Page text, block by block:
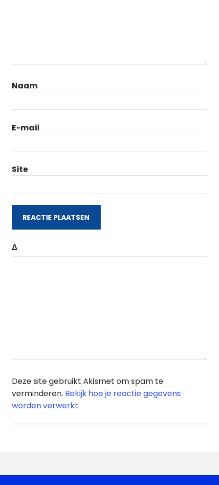
Naam
E-mail
Site
Δ
Deze site gebruikt Akismet om spam te
verminderen. Bekijk hoe je reactie gegevens
worden verwerkt.